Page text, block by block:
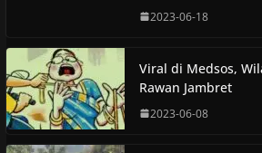
2023-06-18
Viral di Medsos,
Rawan Jambret
2023-06-08